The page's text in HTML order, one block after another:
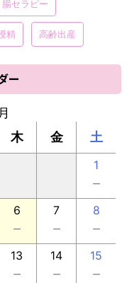
腸セラピー
精 高齢出産
ー
木 金 土
1
－
6
－
7
－
8
－
13
－
14
－
15
－